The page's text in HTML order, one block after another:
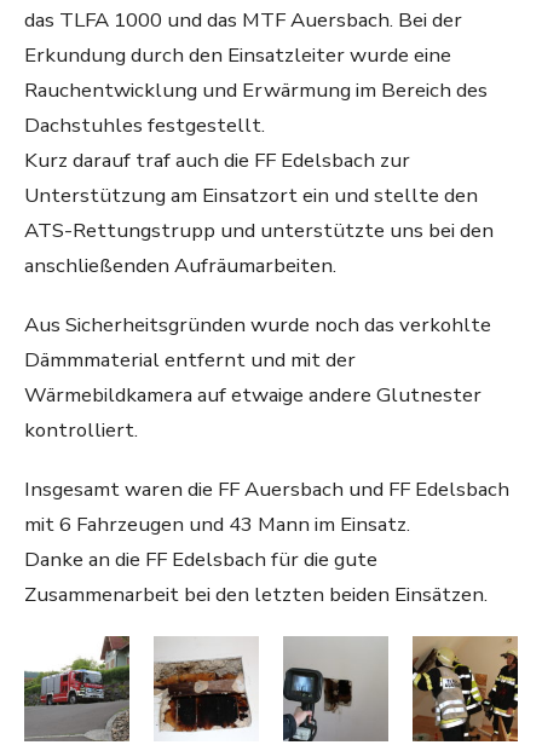
das TLFA 1000 und das MTF Auersbach. Bei der
Erkundung durch den Einsatzleiter wurde eine
Rauchentwicklung und Erwärmung im Bereich des
Dachstuhles festgestellt.
Kurz darauf traf auch die FF Edelsbach zur
Unterstützung am Einsatzort ein und stellte den
ATS-Rettungstrupp und unterstützte uns bei den
anschließenden Aufräumarbeiten.
Aus Sicherheitsgründen wurde noch das verkohlte
Dämmmaterial entfernt und mit der
Wärmebildkamera auf etwaige andere Glutnester
kontrolliert.
Insgesamt waren die FF Auersbach und FF Edelsbach
mit 6 Fahrzeugen und 43 Mann im Einsatz.
Danke an die FF Edelsbach für die gute
Zusammenarbeit bei den letzten beiden Einsätzen.